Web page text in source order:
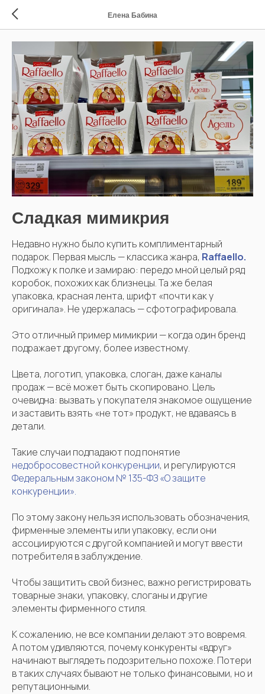
Елена Бабина
Сладкая мимикрия
Недавно нужно было купить комплиментарный
подарок. Первая мысль — классика жанра, Raffaello.
Подхожу к полке и замираю: передо мной целый ряд
коробок, похожих как близнецы. Та же белая
упаковка, красная лента, шрифт «почти как у
оригинала». Не удержалась — сфотографировала.
Это отличный пример мимикрии — когда один бренд
подражает другому, более известному.
Цвета, логотип, упаковка, слоган, даже каналы
продаж — всё может быть скопировано. Цель
очевидна: вызвать у покупателя знакомое ощущение
и заставить взять «не тот» продукт, не вдаваясь в
детали.
Такие случаи подпадают под понятие
недобросовестной конкуренции, и регулируются
Федеральным законом № 135-ФЗ «О защите
конкуренции».
По этому закону нельзя использовать обозначения,
фирменные элементы или упаковку, если они
ассоциируются с другой компанией и могут ввести
потребителя в заблуждение.
Чтобы защитить свой бизнес, важно регистрировать
товарные знаки, упаковку, слоганы и другие
элементы фирменного стиля.
К сожалению, не все компании делают это вовремя.
А потом удивляются, почему конкуренты «вдруг»
начинают выглядеть подозрительно похоже. Потери
в таких случаях бывают не только финансовыми, но и
репутационными.